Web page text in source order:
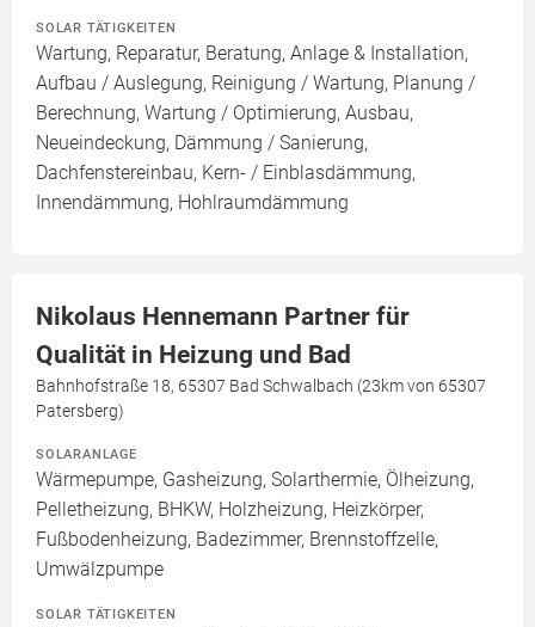
SOLAR TÄTIGKEITEN
Wartung, Reparatur, Beratung, Anlage & Installation,
Aufbau / Auslegung, Reinigung / Wartung, Planung /
Berechnung, Wartung / Optimierung, Ausbau,
Neueindeckung, Dämmung / Sanierung,
Dachfenstereinbau, Kern- / Einblasdämmung,
Innendämmung, Hohlraumdämmung
Nikolaus Hennemann Partner für
Qualität in Heizung und Bad
Bahnhofstraße 18, 65307 Bad Schwalbach (23km von 65307
Patersberg)
SOLARANLAGE
Wärmepumpe, Gasheizung, Solarthermie, Ölheizung,
Pelletheizung, BHKW, Holzheizung, Heizkörper,
Fußbodenheizung, Badezimmer, Brennstoffzelle,
Umwälzpumpe
SOLAR TÄTIGKEITEN